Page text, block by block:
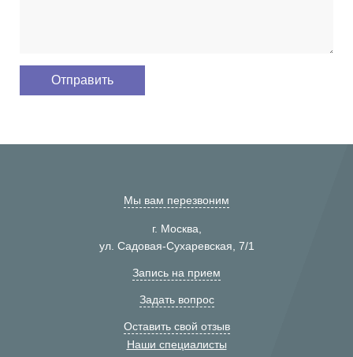
Мы вам перезвоним
г. Москва,
ул. Садовая-Сухаревская, 7/1
Запись на прием
Задать вопрос
Оставить свой отзыв
Наши специалисты